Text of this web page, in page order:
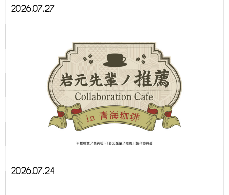
2026.07.27
2026.07.24